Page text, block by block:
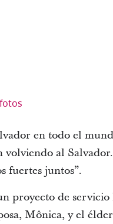
en todo el
al
fuertes juntos”.
proyecto de
Mônica, y el